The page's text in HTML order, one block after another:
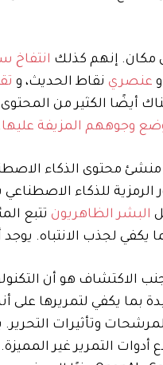
مكان. إنهم كذلك انتفاخ
و عنصري نقاط الحديث، و
أيضًا الكثير من
وجوههم المزيفة عليها
محتوى الذكاء
للذكاء الاصطناعي
البشر الظاهريون تتبع
يكفي لجذب الانتباه.
الاكتشاف هو أن
بما يكفي لتمريرها على
وتأثيرات
أدوات التمرير غير